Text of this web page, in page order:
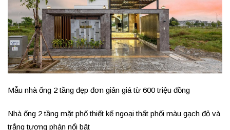
Mẫu nhà ống 2 tầng đẹp đơn giản giá từ 600 triệu đồng
Nhà ống 2 tầng mặt phố thiết kế ngoại thất phối màu gạch đỏ và
trắng tương phản nổi bật